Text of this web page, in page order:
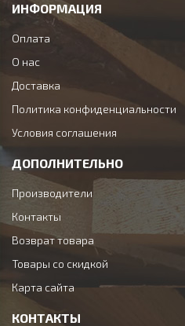
ИНФОРМАЦИЯ
Оплата
О нас
Доставка
Политика конфиденциальности
Условия соглашения
ДОПОЛНИТЕЛЬНО
Производители
Контакты
Возврат товара
Товары со скидкой
Карта сайта
КОНТАКТЫ